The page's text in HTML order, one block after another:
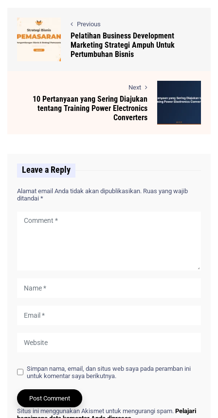
Previous
Pelatihan Business Development
Marketing Strategi Ampuh Untuk
Pertumbuhan Bisnis
Next
10 Pertanyaan yang Sering Diajukan
tentang Training Power Electronics
Converters
Leave a Reply
Alamat email Anda tidak akan dipublikasikan. Ruas yang wajib
ditandai *
Simpan nama, email, dan situs web saya pada peramban ini
untuk komentar saya berikutnya.
Situs ini menggunakan Akismet untuk mengurangi spam. Pelajari